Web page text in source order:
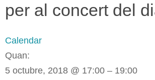
per al concert del
Calendar
Quan:
5 octubre, 2018 @ 17:00 – 19:00